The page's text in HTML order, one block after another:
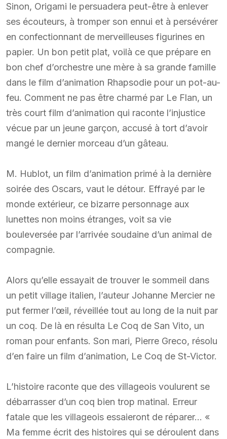
Sinon, Origami le persuadera peut-être à enlever
ses écouteurs, à tromper son ennui et à persévérer
en confectionnant de merveilleuses figurines en
papier. Un bon petit plat, voilà ce que prépare en
bon chef d’orchestre une mère à sa grande famille
dans le film d’animation Rhapsodie pour un pot-au-
feu. Comment ne pas être charmé par Le Flan, un
très court film d’animation qui raconte l’injustice
vécue par un jeune garçon, accusé à tort d’avoir
mangé le dernier morceau d’un gâteau.
M. Hublot, un film d’animation primé à la dernière
soirée des Oscars, vaut le détour. Effrayé par le
monde extérieur, ce bizarre personnage aux
lunettes non moins étranges, voit sa vie
bouleversée par l’arrivée soudaine d’un animal de
compagnie.
Alors qu’elle essayait de trouver le sommeil dans
un petit village italien, l’auteur Johanne Mercier ne
put fermer l’œil, réveillée tout au long de la nuit par
un coq. De là en résulta Le Coq de San Vito, un
roman pour enfants. Son mari, Pierre Greco, résolu
d’en faire un film d’animation, Le Coq de St-Victor.
L’histoire raconte que des villageois voulurent se
débarrasser d’un coq bien trop matinal. Erreur
fatale que les villageois essaieront de réparer… «
Ma femme écrit des histoires qui se déroulent dans